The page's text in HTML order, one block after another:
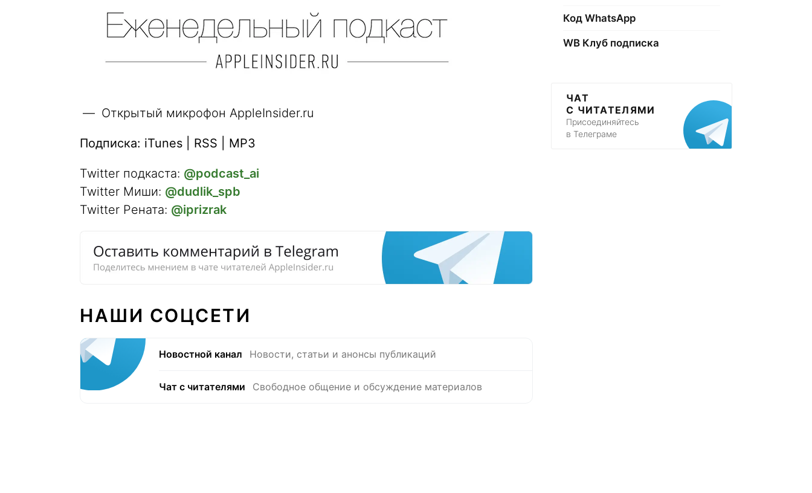
Открытый микрофон AppleInsider.ru
Подписка: iTunes | RSS | MP3
Twitter подкаста: @podcast_ai
Twitter Миши: @dudlik_spb
Twitter Рената: @iprizrak
НАШИ СОЦСЕТИ
Новостной канал Новости, статьи и анонсы публикаций
Чат с читателями Свободное общение и обсуждение материалов
Код WhatsApp
WB Клуб подписка
ЧАТ
С ЧИТАТЕЛЯМИ
Присоединяйтесь
в Телеграме